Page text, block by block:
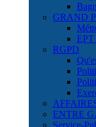
GRAND
EPT
RGPD
ENTRE
Service-